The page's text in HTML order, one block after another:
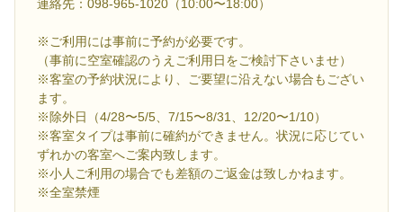
連絡先：098-965-1020（10:00〜18:00）
※ご利用には事前に予約が必要です。
（事前に空室確認のうえご利用日をご検討下さいませ）
※客室の予約状況により、ご要望に沿えない場合もござい
ます。
※除外日（4/28〜5/5、7/15〜8/31、12/20〜1/10）
※客室タイプは事前に確約ができません。状況に応じてい
ずれかの客室へご案内致します。
※小人ご利用の場合でも差額のご返金は致しかねます。
※全室禁煙